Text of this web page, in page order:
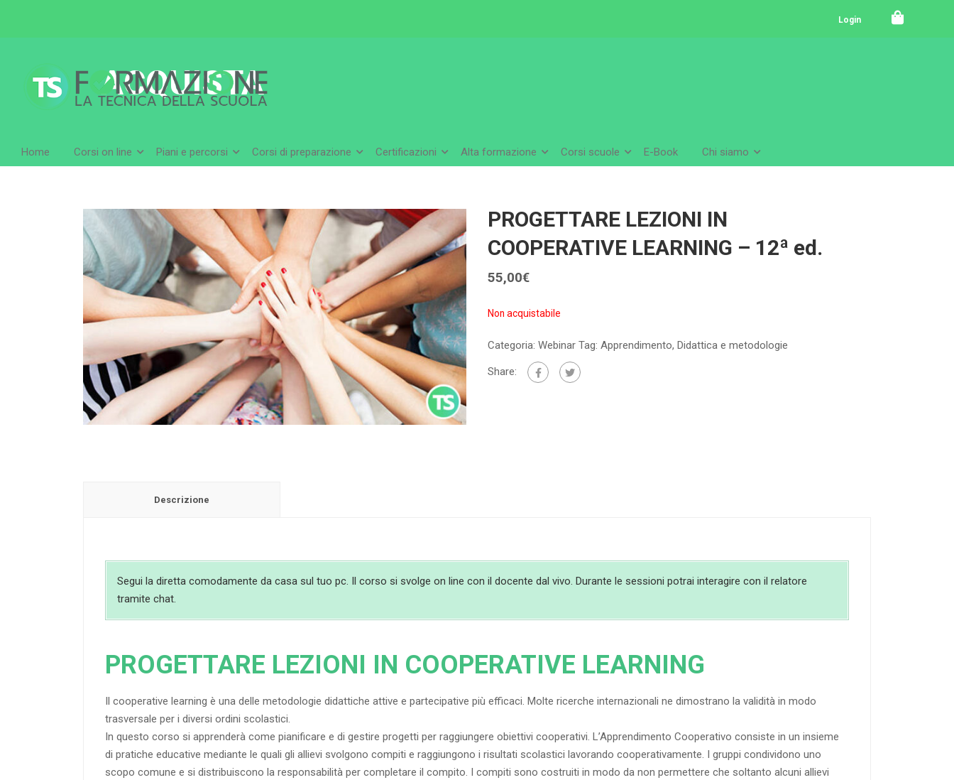
Login
Home Corsi on line Piani e percorsi Corsi di preparazione Certificazioni Alta formazione Corsi scuole E-Book Chi siamo
ACQUISTA
PROGETTARE LEZIONI IN
COOPERATIVE LEARNING – 12ª ed.
55,00€
Non acquistabile
Categoria: Webinar Tag: Apprendimento, Didattica e metodologie
Share:
Descrizione
Segui la diretta comodamente da casa sul tuo pc. Il corso si svolge on line con il docente dal vivo. Durante le sessioni potrai interagire con il relatore
tramite chat.
PROGETTARE LEZIONI IN COOPERATIVE LEARNING
Il cooperative learning è una delle metodologie didattiche attive e partecipative più efficaci. Molte ricerche internazionali ne dimostrano la validità in modo
trasversale per i diversi ordini scolastici.
In questo corso si apprenderà come pianificare e di gestire progetti per raggiungere obiettivi cooperativi. L’Apprendimento Cooperativo consiste in un insieme
di pratiche educative mediante le quali gli allievi svolgono compiti e raggiungono i risultati scolastici lavorando cooperativamente. I gruppi condividono uno
scopo comune e si distribuiscono la responsabilità per completare il compito. I compiti sono costruiti in modo da non permettere che soltanto alcuni allievi